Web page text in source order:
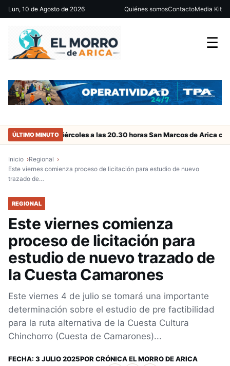
Lun, 10 de Agosto de 2026 Quiénes somosContactoMedia Kit
☰
ÚLTIMO MINUTO
Este miércoles a las 20.30 horas San Marcos de Arica con duelo
Inicio
Regional
Este viernes comienza proceso de licitación para estudio de nuevo
trazado de…
REGIONAL
Este viernes comienza
proceso de licitación para
estudio de nuevo trazado de
la Cuesta Camarones
Este viernes 4 de julio se tomará una importante
determinación sobre el estudio de pre factibilidad
para la ruta alternativa de la Cuesta Cultura
Chinchorro (Cuesta de Camarones)...
FECHA: 3 JULIO 2025POR CRÓNICA EL MORRO DE ARICA